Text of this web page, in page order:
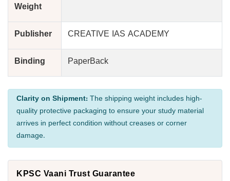
Weight
Publisher CREATIVE IAS ACADEMY
Binding PaperBack
Clarity on Shipment: The shipping weight includes high-
quality protective packaging to ensure your study material
arrives in perfect condition without creases or corner
damage.
KPSC Vaani Trust Guarantee